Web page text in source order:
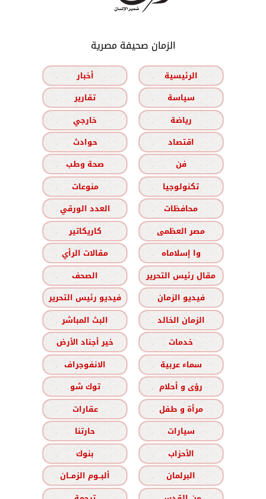
الزمان صحيفة مصرية
الرئيسية
أخبار
سياسة
تقارير
رياضة
خارجي
اقتصاد
حوادث
فن
صحة وطب
تكنولوجيا
منوعات
محافظات
العدد الورقي
مصر العظمى
كاريكاتير
وا إسلاماه
مقالات الرأي
مقال رئيس التحرير
الصحف
فيديو الزمان
فيديو رئيس التحرير
الزمان الخالد
البث المباشر
خدمات
خير أجناد الأرض
سماء عربية
الانفوجراف
رؤى و أحلام
توك شو
مرأة و طفل
عقارات
سيارات
حارتنا
الأحزاب
بنوك
البرلمان
ألبــوم الزمــان